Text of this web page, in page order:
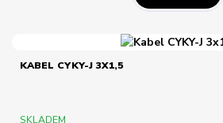
KABEL CYKY-J 3X1,5
SKLADEM